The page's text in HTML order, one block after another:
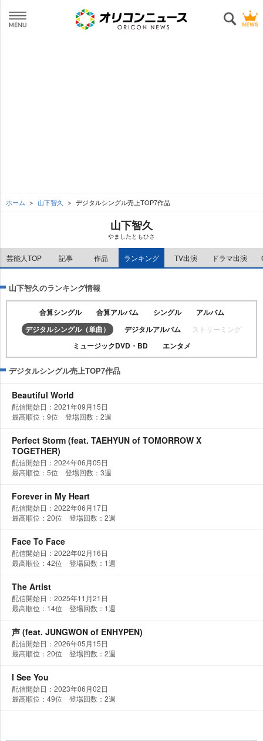
ホーム 山下智久 デジタルシングル売上TOP7作品
山下智久
ましたともひさ
芸能人TOP 記事 作品 ランキング TV出演 ドラマ出演
山下智久のランキング情報
合算シングル 合算アルバム シングル
アルバム
デジタルシングル（単曲）
デジタルアルバム ストリーミング
ミュージックDVD・BD エンタメ
デジタルシングル売上TOP7作品
Beautiful World
配信開始日：2021年09月15日
最高順位：9位 登場回数：2週
Perfect Storm (feat. TAEHYUN of TOMORROW X
TOGETHER)
配信開始日：2024年06月05日
最高順位：5位 登場回数：3週
Forever in My Heart
配信開始日：2022年06月17日
最高順位：20位 登場回数：2週
Face To Face
配信開始日：2022年02月16日
最高順位：42位 登場回数：1週
The Artist
配信開始日：2025年11月21日
最高順位：14位 登場回数：1週
声 (feat. JUNGWON of ENHYPEN)
配信開始日：2026年05月15日
最高順位：20位 登場回数：2週
I See You
配信開始日：2023年06月02日
最高順位：49位 登場回数：2週